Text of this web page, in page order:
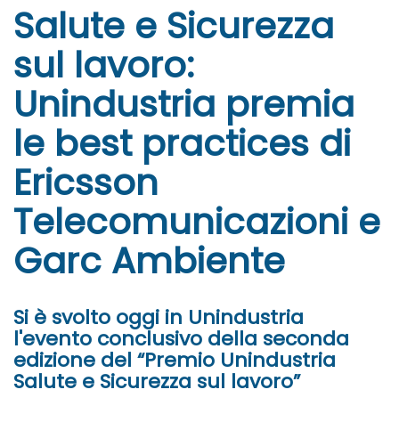
Salute e Sicurezza
sul lavoro:
Unindustria premia
le best practices di
Ericsson
Telecomunicazioni e
Garc Ambiente
Si è svolto oggi in Unindustria
l'evento conclusivo della seconda
edizione del “Premio Unindustria
Salute e Sicurezza sul lavoro”